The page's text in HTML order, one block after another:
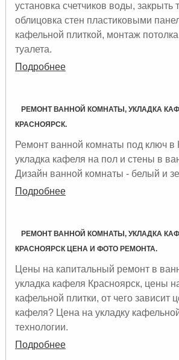
установка счетчиков воды, закрыть
облицовка стен пластиковыми
кафельной плиткой, монтаж
туалета.
Подробнее
РЕМОНТ ВАННОЙ КОМНАТЫ, УКЛАДКА
КРАСНОЯРСК.
Ремонт ванной комнаты под ключ в
укладка кафеля на пол и стены в
Дизайн ванной комнаты - белый и
Подробнее
РЕМОНТ ВАННОЙ КОМНАТЫ, УКЛАДКА
КРАСНОЯРСК ЦЕНА И ФОТО РЕМОНТА.
Цены на капитальный ремонт в
укладка кафеля Красноярск, цены
кафельной плитки, от чего зависит
кафеля? Цена на укладку
технологии.
Подробнее